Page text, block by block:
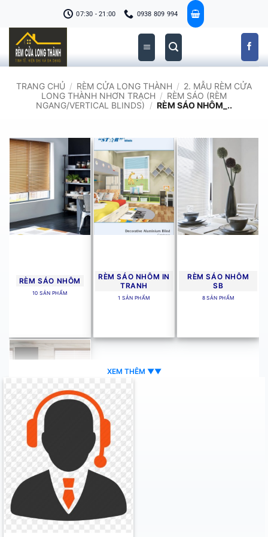
dung
07:30 - 21:00 0938 809 994
TRANG CHỦ / RÈM CỬA LONG THÀNH / 2. MẪU RÈM CỬA
LONG THÀNH NHƠN TRẠCH / RÈM SÁO (RÈM
NGANG/VERTICAL BLINDS) / RÈM SÁO NHÔM_..
RÈM SÁO NHÔM
10 SẢN PHẨM
RÈM SÁO NHÔM IN
TRANH
1 SẢN PHẨM
RÈM SÁO NHÔM
SB
8 SẢN PHẨM
RÈM SÁO NHÔM
SKK
1 SẢN PHẨM
XEM THÊM ▼▼